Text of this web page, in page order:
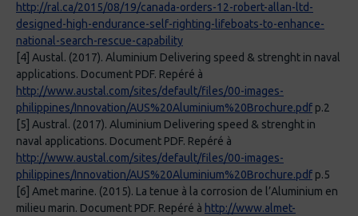
http://ral.ca/2015/08/19/canada-orders-12-robert-allan-ltd-
designed-high-endurance-self-righting-lifeboats-to-enhance-
national-search-rescue-capability
[4] Austal. (2017). Aluminium Delivering speed & strenght in naval
applications. Document PDF. Repéré à
http://www.austal.com/sites/default/files/00-images-
philippines/Innovation/AUS%20Aluminium%20Brochure.pdf p.2
[5] Austral. (2017). Aluminium Delivering speed & strenght in
naval applications. Document PDF. Repéré à
http://www.austal.com/sites/default/files/00-images-
philippines/Innovation/AUS%20Aluminium%20Brochure.pdf p.5
[6] Amet marine. (2015). La tenue à la corrosion de l’Aluminium en
milieu marin. Document PDF. Repéré à http://www.almet-